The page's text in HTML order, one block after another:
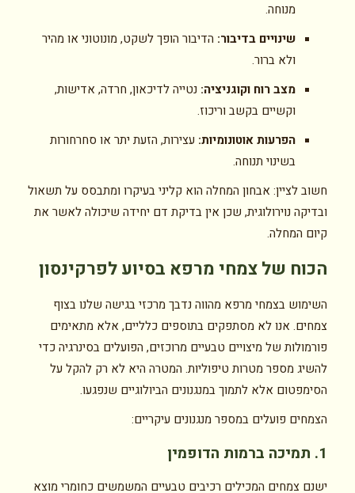
מנוחה.
שינויים בדיבור: הדיבור הופך לשקט, מונוטוני או מהיר
ולא ברור.
מצב רוח וקוגניציה: נטייה לדיכאון, חרדה, אדישות,
וקשיים בקשב וריכוז.
הפרעות אוטונומיות: עצירות, הזעת יתר או סחרחורות
בשינוי תנוחה.
חשוב לציין: אבחון המחלה הוא קליני בעיקרו ומתבסס על תשאול
ובדיקה נוירולוגית, שכן אין בדיקת דם יחידה שיכולה לאשר את
קיום המחלה.
הכוח של צמחי מרפא בסיוע לפרקינסון
השימוש בצמחי מרפא מהווה נדבך מרכזי בגישה שלנו בצוף
צמחים. אנו לא מסתפקים בתוספים כלליים, אלא מתאימים
פורמולות של מיצויים טבעיים מרוכזים, הפועלים בסינרגיה כדי
להשיג מספר מטרות טיפוליות. המטרה היא לא רק להקל על
הסימפטום אלא לתמוך במנגנונים הביולוגיים שנפגעו.
הצמחים פועלים במספר מנגנונים עיקריים:
1. תמיכה ברמות הדופמין
ישנם צמחים המכילים רכיבים טבעיים המשמשים כחומרי מוצא